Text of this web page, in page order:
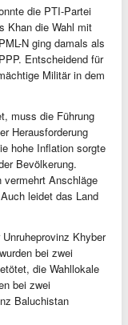
die PTI-Partei
Khan die Wahl mit
N ging damals als
Entscheidend für
Militär in dem
muss die Führung
Herausforderung
hohe Inflation sorgte
Bevölkerung.
vermehrt Anschläge
leidet das Land
Khyber
bei zwei
die Wahllokale
bei zwei
Baluchistan